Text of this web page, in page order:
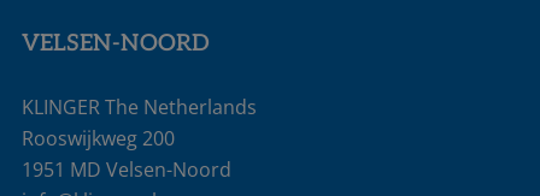
VELSEN-NOORD
KLINGER The Netherlands
Rooswijkweg 200
1951 MD Velsen-Noord